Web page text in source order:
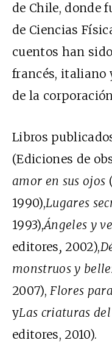
de Chile, donde
de Ciencias
cuentos han
francés, italiano
de la
Libros
(Ediciones de
amor en sus ojos
1990),Lugares
1993),Ángeles y
editores, 2002),
monstruos y
2007),Flores
yLas criaturas
editores, 2010).